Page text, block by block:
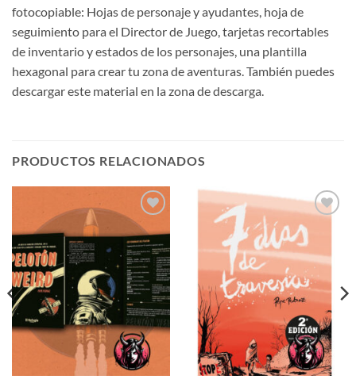
fotocopiable: Hojas de personaje y ayudantes, hoja de
seguimiento para el Director de Juego, tarjetas recortables
de inventario y estados de los personajes, una plantilla
hexagonal para crear tu zona de aventuras. También puedes
descargar este material en la zona de descarga.
PRODUCTOS RELACIONADOS
Añadir
a la
lista de
deseos
deseos